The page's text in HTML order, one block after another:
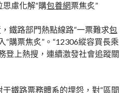
慮化解“購包養網票焦炙”
鐵路部門熱點線路“一票難求包
“購票焦炙”。“12306縱容買長乘
登上熱搜，連續激發社會追蹤關
鐵路票務體系的埋怨，對“區間